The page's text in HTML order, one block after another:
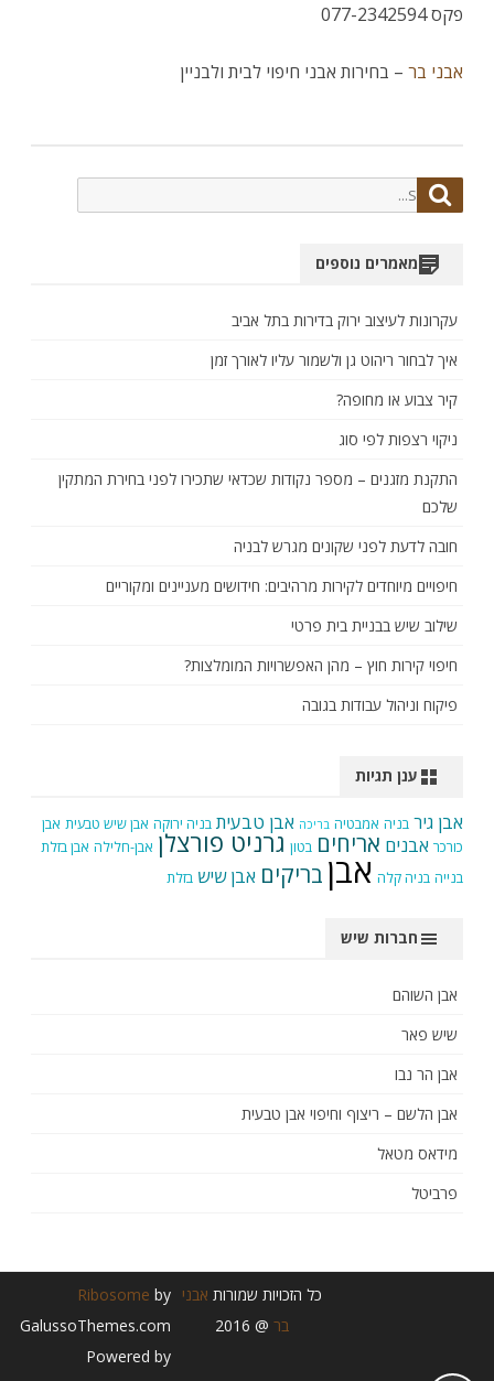
פקס 077-2342594
אבני בר – בחירות אבני חיפוי לבית ולבניין
Search
for:
Search
מאמרים נוספים
עקרונות לעיצוב ירוק בדירות בתל אביב
איך לבחור ריהוט גן ולשמור עליו לאורך זמן
קיר צבוע או מחופה?
ניקוי רצפות לפי סוג
התקנת מזגנים – מספר נקודות שכדאי שתכירו לפני בחירת המתקין
שלכם
חובה לדעת לפני שקונים מגרש לבניה
חיפויים מיוחדים לקירות מרהיבים: חידושים מעניינים ומקוריים
שילוב שיש בבניית בית פרטי
חיפוי קירות חוץ – מהן האפשרויות המומלצות?
פיקוח וניהול עבודות בגובה
ענן תגיות
אבן גיר בניה אמבטיה בריכה אבן טבעית בניה ירוקה אבן שיש טבעית אבן
כורכר אבנים אריחים בטון גרניט פורצלן אבן-חלילה אבן בזלת
בנייה בניה קלה אבן בריקים אבן שיש בזלת
חברות שיש
אבן השוהם
שיש פאר
אבן הר נבו
אבן הלשם – ריצוף וחיפוי אבן טבעית
מידאס מטאל
פרביטל
כל הזכויות שמורות אבני
בר @ 2016
Ribosome by
GalussoThemes.com
Powered by